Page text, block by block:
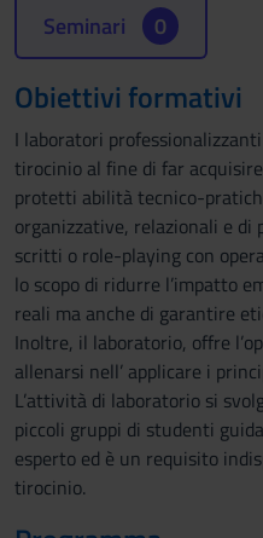
Seminari 0
Obiettivi formativi
I laboratori
tirocinio al fine di far
protetti abilità tecnico-
organizzative, relazionali e di
scritti o role-playing con
lo scopo di ridurre l’impatto
reali ma anche di garantire
Inoltre, il laboratorio, offre
allenarsi nell’ applicare i
L’attività di laboratorio si
piccoli gruppi di studenti
esperto ed è un requisito
tirocinio.